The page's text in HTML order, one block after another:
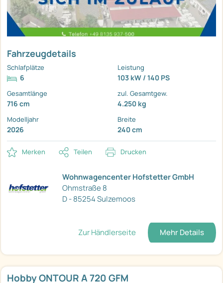
Fahrzeugdetails
Schlafplätze
6
Leistung
103 kW / 140 PS
Gesamtlänge
716 cm
zul. Gesamtgew.
4.250 kg
Modelljahr
2026
Breite
240 cm
Merken Teilen Drucken
Wohnwagencenter Hofstetter GmbH
Ohmstraße 8
D - 85254 Sulzemoos
Zur Händlerseite Mehr Details
Hobby ONTOUR A 720 GFM